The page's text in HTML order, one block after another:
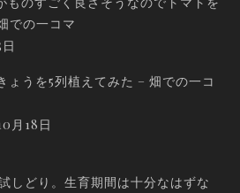
での一コマ
ょうを5列植えてみた – 畑での一コ
月18日
しどり。生育期間は十分なはずな